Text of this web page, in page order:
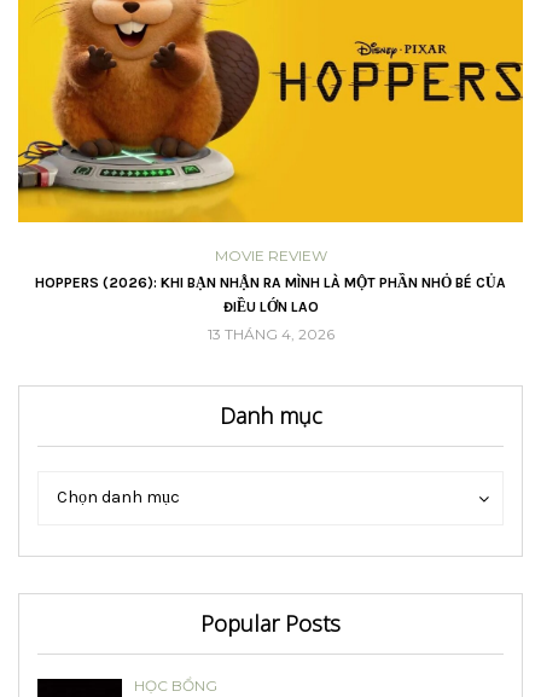
MOVIE REVIEW
HOPPERS (2026): KHI BẠN NHẬN RA MÌNH LÀ MỘT PHẦN NHỎ BÉ CỦA
ĐIỀU LỚN LAO
13 THÁNG 4, 2026
Danh mục
Chọn danh mục
Danh
Popular Posts
HỌC BỔNG